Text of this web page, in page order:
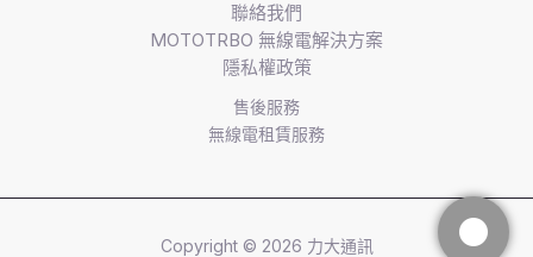
聯絡我們
MOTOTRBO 無線電解決方案​
隱私權政策
售後服務
無線電租賃服務
Copyright © 2026 力大通訊